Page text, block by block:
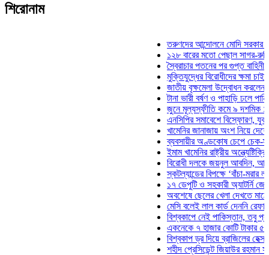
শিরোনাম
তরুণদের আন্দোলনে মোদি সরকার দুর্বল
১২৮ বারের মতো পেছাল সাগর-রুনি
স্বৈরাচার পতনের পর গুপ্ত বাহিনীর
মুক্তিযুদ্ধের বিরোধীদের ক্ষমা চাইতে
জাতীয় বৃক্ষমেলা উদ্বোধন করলেন
টানা ভারী বর্ষণ ও পাহাড়ি ঢলে পানিবন্দি
জুনে মূল্যস্ফীতি কমে ৯ দশমিক ১৬
এনসিপির সমাবেশে বিস্ফোরণ, যুবলীগের
খামেনির জানাজায় অংশ নিয়ে দেশে
ব্যবসায়ীর অণ্ডকোষ চেপে চেক-
ইমাম খামেনির রাষ্ট্রীয় অন্ত্যেষ্টিক্রিয়ায়
বিরোধী দলকে জয়নুল আবদিন, আপনারা
স্কটল্যান্ডের বিপক্ষে ‘বাঁচা-মরার
১৭ ডেপুটি ও সহকারী অ্যাটর্নি
অবশেষে ছেলের খেলা দেখতে মাঠে
মেসি বলেই লাল কার্ড দেননি রেফারি!
বিশ্বকাপে নেই পাকিস্তান, তবু প্রতিটি
একনেকে ৭ হাজার কোটি টাকার ৫
বিশ্বকাপ ড্র দিয়ে ব্রাজিলের হেক্সা মিশন
শহীদ প্রেসিডেন্ট জিয়াউর রহমান